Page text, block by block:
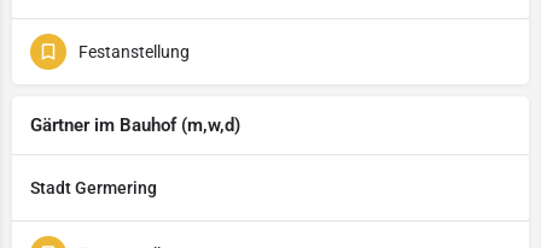
Festanstellung
Gärtner im Bauhof (m,w,d)
Stadt Germering